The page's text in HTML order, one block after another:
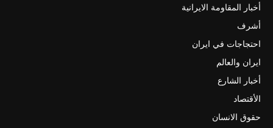
أخبار المقاومة الايرانية
أشرف
احتجاجات في ايران
ايران والعالم
أخبار الشارع
الأقتصاد
حقوق الانسان